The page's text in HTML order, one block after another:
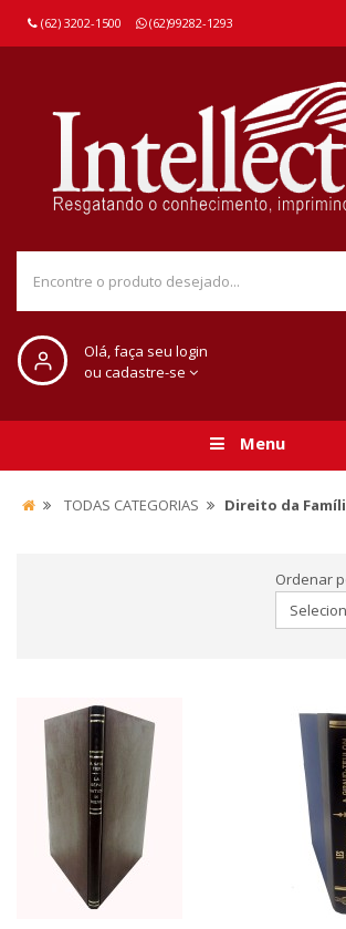
(62) 3202-1500 (62)99282-1293
Olá, faça seu login
ou cadastre-se
Menu
TODAS CATEGORIAS Direito da
Ordenar